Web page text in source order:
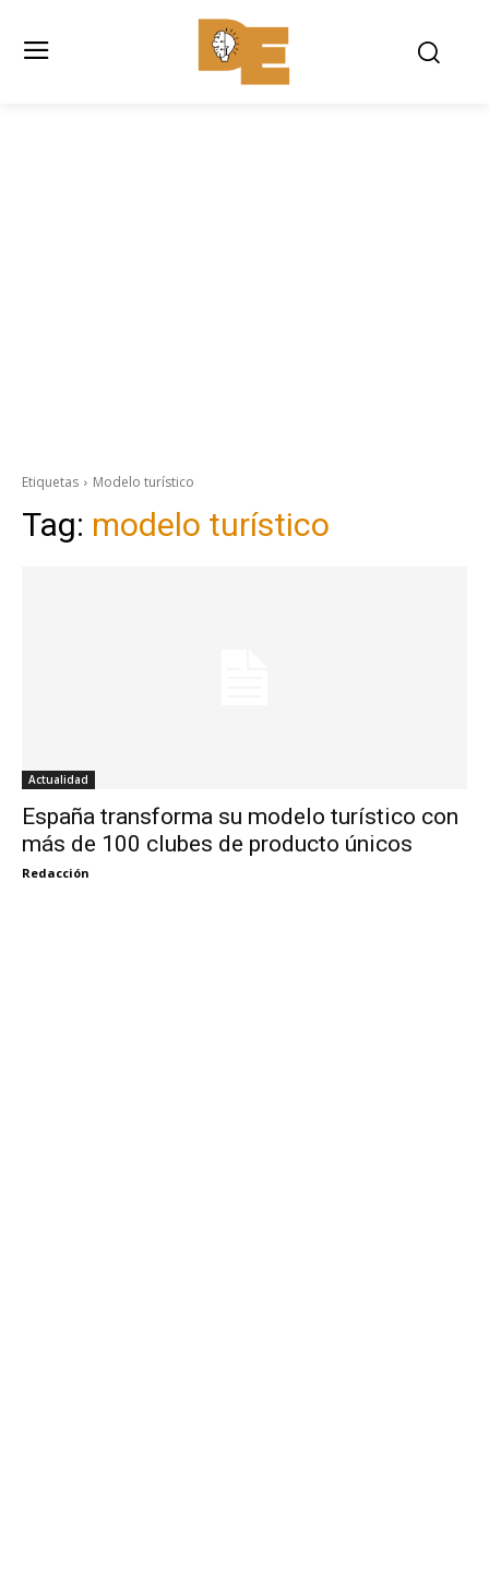
Etiquetas Modelo turístico
Tag: modelo turístico
Actualidad
España transforma su modelo turístico con
más de 100 clubes de producto únicos
Redacción